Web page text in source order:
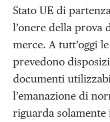
Stato UE di
l’onere della prova
merce. A tutt’oggi
prevedono
documenti
l’emanazione di
riguarda solamente